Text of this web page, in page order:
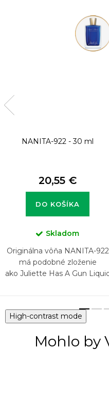
NANITA-922 - 30 ml
20,55 €
DO KOŠÍKA
Skladom
Originálna vôňa NANITA-922
má podobné zloženie
ako Juliette Has A Gun Liquid
High-contrast mode
Mohlo by